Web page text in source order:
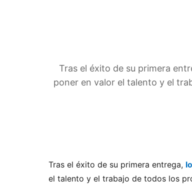
Tras el éxito de su primera
poner en valor el talento y el
Tras el éxito de su primera entrega,
el talento y el trabajo de todos los